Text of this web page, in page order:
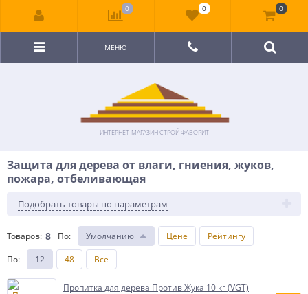
ИНТЕРНЕТ-МАГАЗИН СТРОЙ ФАВОРИТ
МЕНЮ
Защита для дерева от влаги, гниения, жуков,
пожара, отбеливающая
Подобрать товары по параметрам
Товаров: 8 По: Умолчанию Цене
Рейтингу
По: 12 48 Все
Пропитка для дерева Против Жука 10 кг (VGT)
0 0 0